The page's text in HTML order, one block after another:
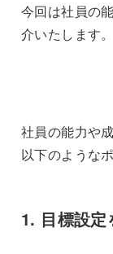
今回は社員の
介いたします。
社員の能力や
以下のような
1. 目標設定